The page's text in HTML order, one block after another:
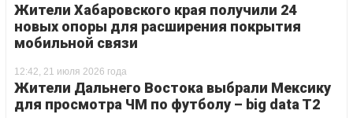
Жители Хабаровского края получили 24
новых опоры для расширения покрытия
мобильной связи
12:42, 21 июля 2026 года
Жители Дальнего Востока выбрали Мексику
для просмотра ЧМ по футболу – big data T2